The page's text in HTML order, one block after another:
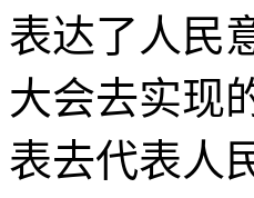
表达了人民
大会去实现
表去代表人